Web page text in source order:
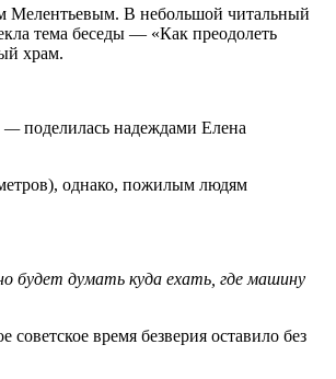
Мелентьевым. В небольшой читальный
тема беседы — «Как преодолеть
храм.
—поделилась надеждами Елена
однако, пожилым людям
будет думать куда ехать, где машину
время безверия оставило без